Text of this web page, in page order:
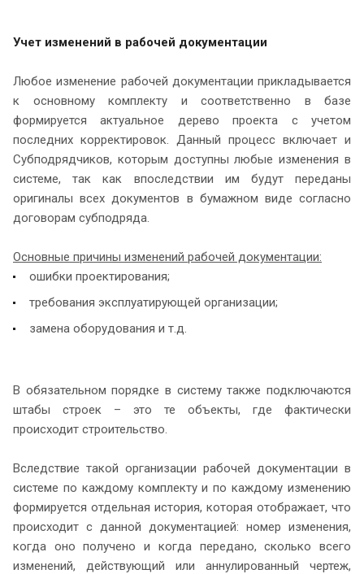
Учет изменений в рабочей документации
Любое изменение рабочей документации прикладывается
к основному комплекту и соответственно в базе
формируется актуальное дерево проекта с учетом
последних корректировок. Данный процесс включает и
Субподрядчиков, которым доступны любые изменения в
системе, так как впоследствии им будут переданы
оригиналы всех документов в бумажном виде согласно
договорам субподряда.
Основные причины изменений рабочей документации:
ошибки проектирования;
требования эксплуатирующей организации;
замена оборудования и т.д.
В обязательном порядке в систему также подключаются
штабы строек – это те объекты, где фактически
происходит строительство.
Вследствие такой организации рабочей документации в
системе по каждому комплекту и по каждому изменению
формируется отдельная история, которая отображает, что
происходит с данной документацией: номер изменения,
когда оно получено и когда передано, сколько всего
изменений, действующий или аннулированный чертеж,